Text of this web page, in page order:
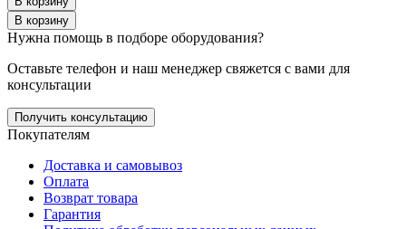
В корзину
Нужна помощь в подборе оборудования?
Оставьте телефон и наш менеджер свяжется с вами для
консультации
Получить консультацию
Покупателям
Доставка и самовывоз
Оплата
Возврат товара
Гарантия